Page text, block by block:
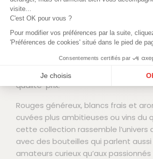
visite...
C'est OK pour vous ?
Pour modifier vos préférences par la suite,
'Préférences de cookies' situé dans le pied de
Consentements certifiés par
Je choisis
Axeptio consent
Plateforme de Gestion du Consentement : Personnalisez vos
Notre plateforme vous permet d'adapter et de gérer vos
l’équilibre et le plaisir de dégustation.
maquillage inutile : les vins de Jeff
à rester gourmands, digestes et
terroir. Certaines cuvées sont
incontournables pour les amateurs
grâce à leur régularité et leur
qualité-prix.
Rouges généreux, blancs frais et
cuvées plus ambitieuses ou vins du
cette collection rassemble l’univers
avec des bouteilles qui parlent aussi
amateurs curieux qu’aux